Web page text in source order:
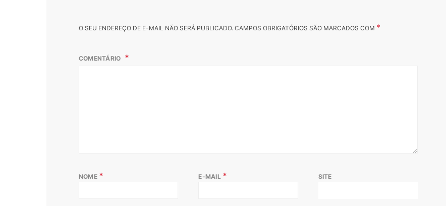
O SEU ENDEREÇO DE E-MAIL NÃO SERÁ PUBLICADO. CAMPOS OBRIGATÓRIOS SÃO MARCADOS COM *
COMENTÁRIO
NOME * E-MAIL * SITE